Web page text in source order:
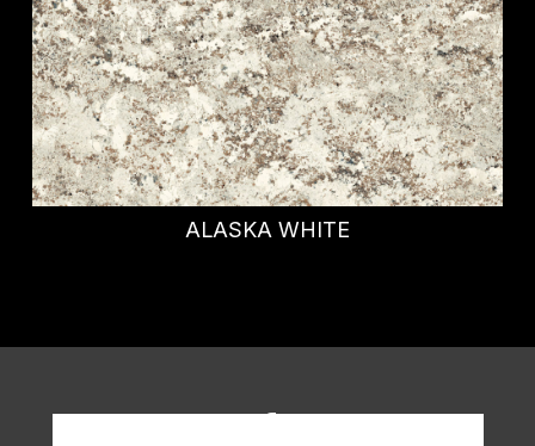
ALASKA WHITE
Richiedi informazioni